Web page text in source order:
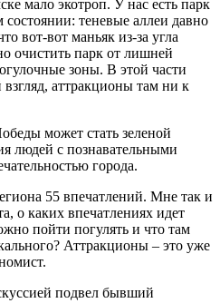
мало экотроп. У нас есть парк
теневые аллеи давно
вот-вот маньяк из-за угла
очистить парк от лишней
зоны. В этой части
аттракционы там ни к
может стать зеленой
людей с познавательными
города.
55 впечатлений. Мне так и
о каких впечатлениях идет
пойти погулять и что там
Аттракционы – это уже
подвел бывший